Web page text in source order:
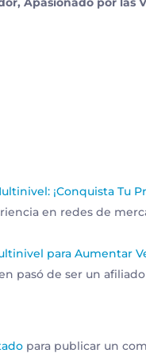
¡Conquista Tu
en redes de
para Aumentar
pasó de ser un
para publicar un